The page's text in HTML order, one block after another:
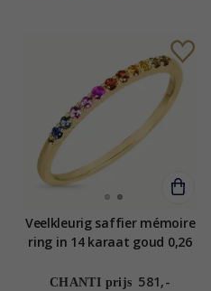
Veelkleurig saffier mémoire
ring in 14 karaat goud 0,26
CHANTI prijs 581,-